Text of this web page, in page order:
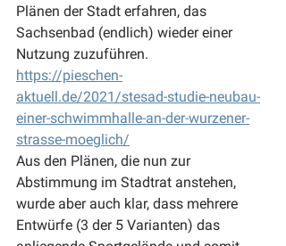
Plänen der Stadt erfahren, das
Sachsenbad (endlich) wieder einer
Nutzung zuzuführen.
https://pieschen-
aktuell.de/2021/stesad-studie-neubau-
einer-schwimmhalle-an-der-wurzener-
strasse-moeglich/
Aus den Plänen, die nun zur
Abstimmung im Stadtrat anstehen,
wurde aber auch klar, dass mehrere
Entwürfe (3 der 5 Varianten) das